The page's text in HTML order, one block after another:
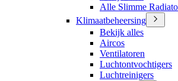
Alle Slimme
Klimaatbeheersing
Bekijk alles
Aircos
Ventilatoren
Luchtontvochtigers
Luchtreinigers